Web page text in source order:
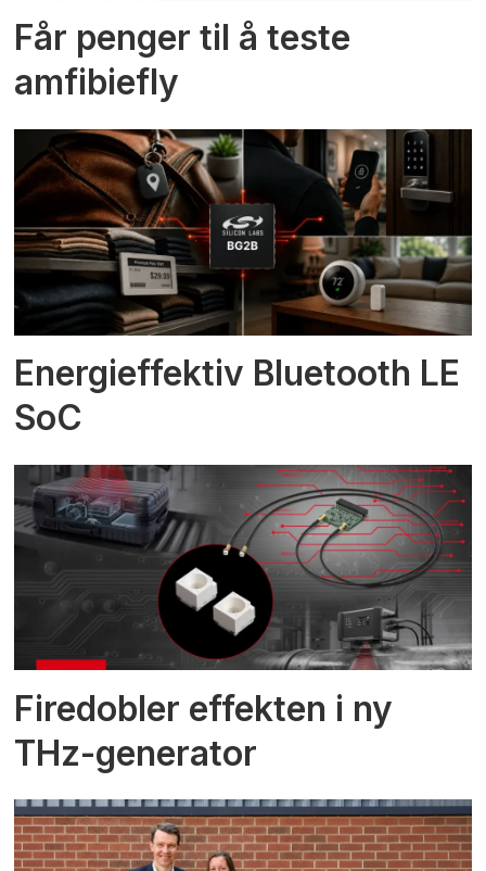
Får penger til å teste
amfibiefly
Energieffektiv Bluetooth LE
SoC
Firedobler effekten i ny
THz-generator